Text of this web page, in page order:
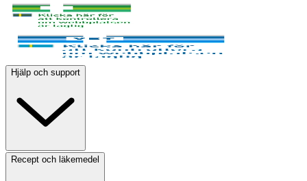
Hjälp och support
Recept och läkemedel